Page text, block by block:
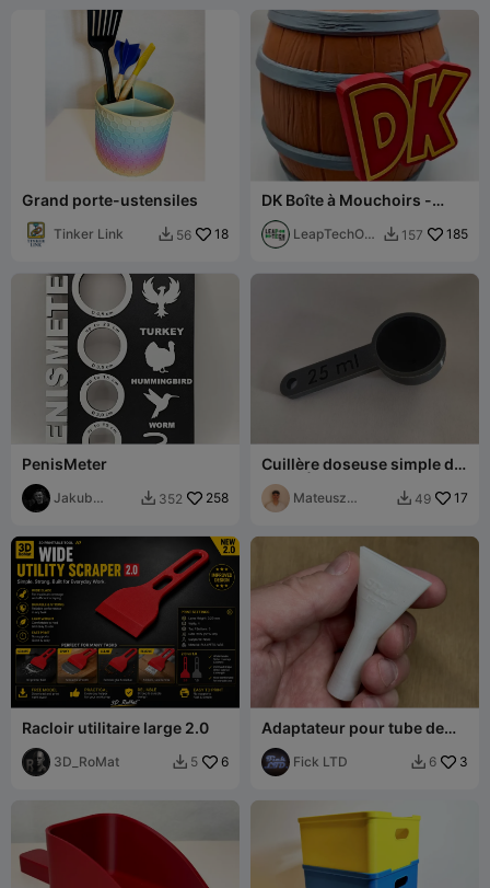
Grand porte-ustensiles
Tinker Link  56 18
DK Boîte à Mouchoirs -
Carré - Donkey Kong -
SANS AMS
LeapTechOnli
 157 185
PenisMeter
Jakub
 352 258
Cuillère doseuse simple de
25 ml | Grande cuillère de
cuisineMateusz
 49 17
Racloir utilitaire large 2.0
3D_RoMat  5 6
Adaptateur pour tube de
mastic - Cordon large
Fick LTD  6 3